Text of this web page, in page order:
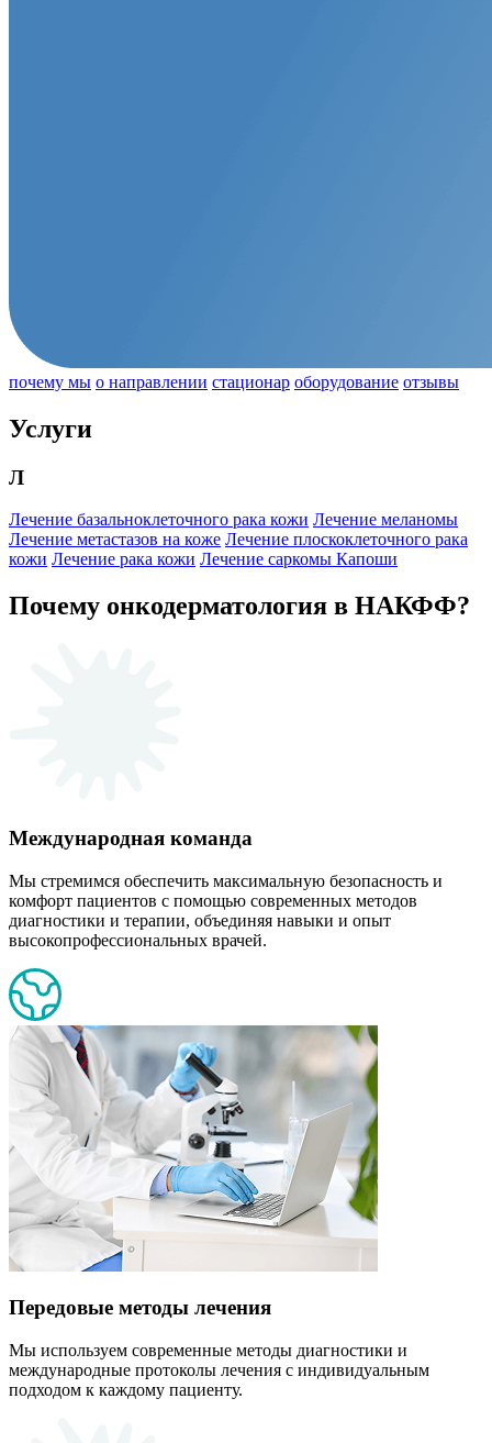
почему мы о направлении стационар оборудование отзывы
Услуги
Л
Лечение базальноклеточного рака кожи Лечение меланомы
Лечение метастазов на коже Лечение плоскоклеточного рака
кожи Лечение рака кожи Лечение саркомы Капоши
Почему онкодерматология в НАКФФ?
Международная команда
Мы стремимся обеспечить максимальную безопасность и
комфорт пациентов с помощью современных методов
диагностики и терапии, объединяя навыки и опыт
высокопрофессиональных врачей.
Передовые методы лечения
Мы используем современные методы диагностики и
международные протоколы лечения с индивидуальным
подходом к каждому пациенту.